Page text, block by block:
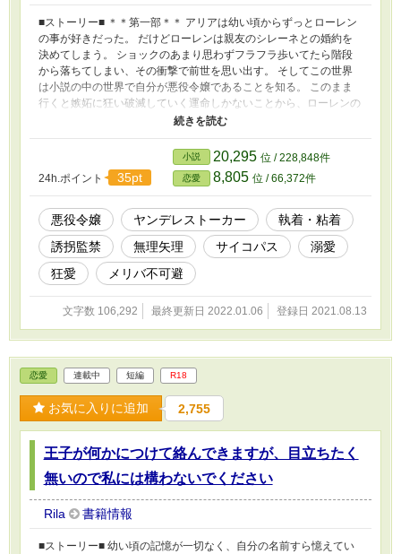
■ストーリー■ ＊＊第一部＊＊ アリアは幼い頃からずっとローレン
の事が好きだった。 だけどローレンは親友のシレーネとの婚約を
決めてしまう。 ショックのあまり思わずフラフラ歩いてたら階段
から落ちてしまい、その衝撃で前世を思い出す。 そしてこの世界
は小説の中の世界で自分が悪役令嬢であることを知る。 このまま
行くと嫉妬に狂い破滅していく運命しかないことから、ローレンの
事はきっぱり諦め応援することを決意する。 自分が諦めれば上手
くいくと思っていたはずなのに、避けようとするアリアにローレン
は異常な程粘着して追い詰めていく。 2021.11.13 第二部スタート
遅くなりましたが開始します。お待たせし過ぎてしまい、申し訳あ
りません（汗） 第二部は38話から始まります。 2021.09.08 第一部
完結 第一部は37話で終わります。 ＊＊＊補足説明＊＊＊ R18作品
です。ご注意ください（R１８部分は※がついてます） 基本的に前
戯～本番に※ キスや軽いスキンシップにはつけていません。 ほ
ぼ強引（無理矢理/愛有）です。苦手な方はご注意ください。 この
作品は3部構成になってます。
24h.ポイント 35pt
小説 20,295 位 / 228,848件
恋愛 8,805 位 / 66,372件
悪役令嬢 ヤンデレストーカー
執着・粘着
誘拐監禁
無理矢理 サイコパス
溺愛
狂愛
メリバ不可避
文字数 106,292 最終更新日 2022.01.06 登録日 2021.08.13
恋愛 連載中 短編 R18
お気に入りに追加 2,755
王子が何かにつけて絡んできますが、目立ちたく
無いので私には構わないでください
Rila 書籍情報
■ストーリー■ 幼い頃の記憶が一切なく、自分の名前すら憶えてい